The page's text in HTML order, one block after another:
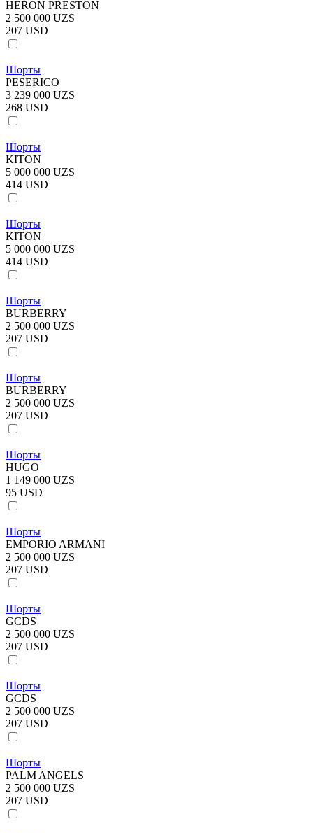
HERON PRESTON
2 500 000 UZS
207 USD
Шорты
PESERICO
3 239 000 UZS
268 USD
Шорты
KITON
5 000 000 UZS
414 USD
Шорты
KITON
5 000 000 UZS
414 USD
Шорты
BURBERRY
2 500 000 UZS
207 USD
Шорты
BURBERRY
2 500 000 UZS
207 USD
Шорты
HUGO
1 149 000 UZS
95 USD
Шорты
EMPORIO ARMANI
2 500 000 UZS
207 USD
Шорты
GCDS
2 500 000 UZS
207 USD
Шорты
GCDS
2 500 000 UZS
207 USD
Шорты
PALM ANGELS
2 500 000 UZS
207 USD